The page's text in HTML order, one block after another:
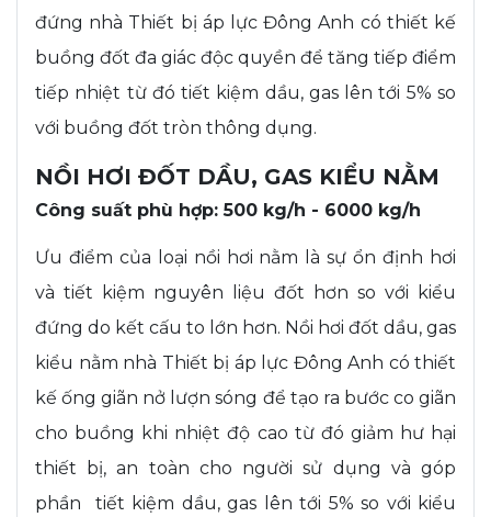
đứng nhà Thiết bị áp lực Đông Anh có thiết kế
buồng đốt đa giác độc quyền để tăng tiếp điểm
tiếp nhiệt từ đó tiết kiệm dầu, gas lên tới 5% so
với buồng đốt tròn thông dụng.
NỒI HƠI ĐỐT DẦU, GAS KIỂU NẰM
Công suất phù hợp: 500 kg/h - 6000 kg/h
Ưu điểm của loại nồi hơi nằm là sự ổn định hơi
và tiết kiệm nguyên liệu đốt hơn so với kiểu
đứng do kết cấu to lớn hơn. Nồi hơi đốt dầu, gas
kiểu nằm nhà Thiết bị áp lực Đông Anh có thiết
kế ống giãn nở lượn sóng để tạo ra bước co giãn
cho buồng khi nhiệt độ cao từ đó giảm hư hại
thiết bị, an toàn cho người sử dụng và góp
phần tiết kiệm dầu, gas lên tới 5% so với kiểu